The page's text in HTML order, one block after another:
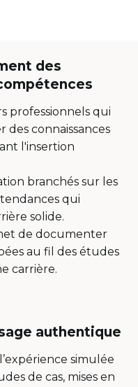
des
professionnels qui
connaissances
l'insertion
branchés sur les
qui
solide.
de documenter
au fil des études
carrière.
authentique
simulée
de cas, mises en